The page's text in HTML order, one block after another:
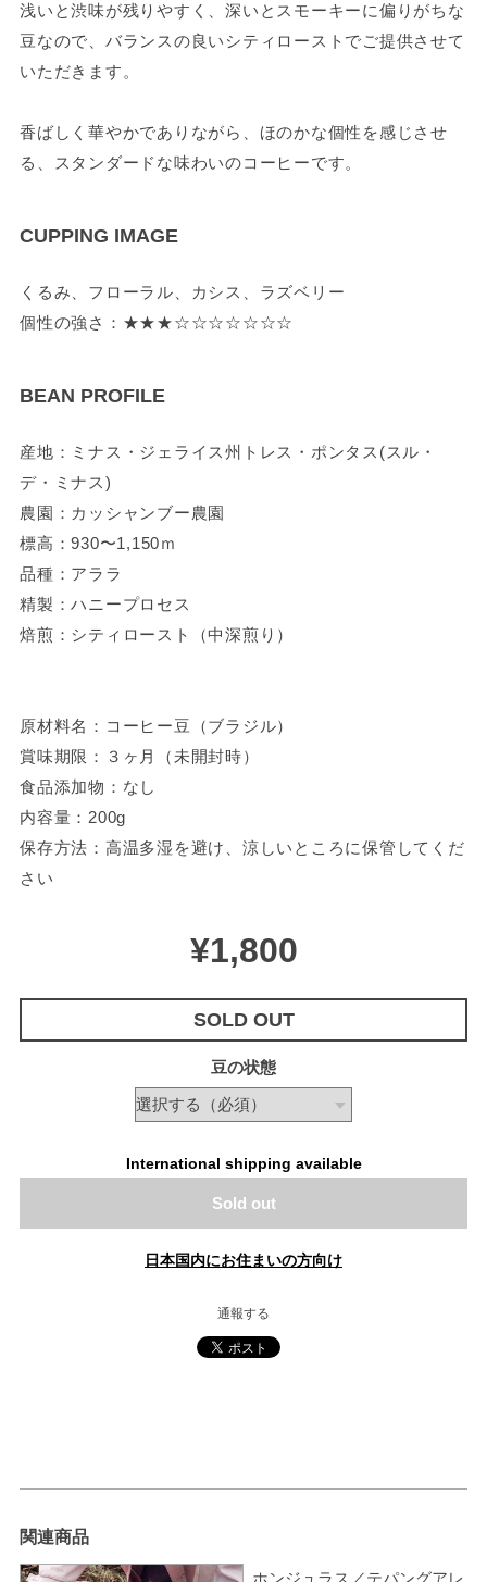
浅いと渋味が残りやすく、深いとスモーキーに偏りがちな
豆なので、バランスの良いシティローストでご提供させて
いただきます。
香ばしく華やかでありながら、ほのかな個性を感じさせ
る、スタンダードな味わいのコーヒーです。
CUPPING IMAGE
くるみ、フローラル、カシス、ラズベリー
個性の強さ：★★★☆☆☆☆☆☆☆
BEAN PROFILE
産地：ミナス・ジェライス州トレス・ポンタス(スル・
デ・ミナス)
農園：カッシャンブー農園
標高：930〜1,150ｍ
品種：アララ
精製：ハニープロセス
焙煎：シティロースト（中深煎り）
原材料名：コーヒー豆（ブラジル）
賞味期限：３ヶ月（未開封時）
食品添加物：なし
内容量：200g
保存方法：高温多湿を避け、涼しいところに保管してくだ
さい
¥1,800
SOLD OUT
豆の状態
International shipping available
Sold out
日本国内にお住まいの方向け
通報する
関連商品
ホンジュラス／テパングアレ